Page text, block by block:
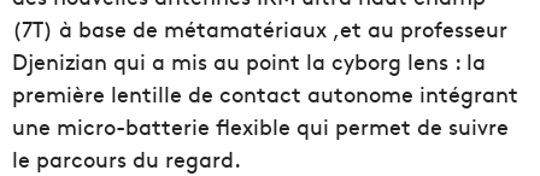
(7T) à base de métamatériaux ,et au professeur
Djenizian qui a mis au point la cyborg lens : la
première lentille de contact autonome intégrant
une micro-batterie flexible qui permet de suivre
le parcours du regard.